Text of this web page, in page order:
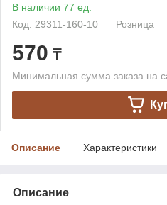
В наличии 77 ед.
Код: 29311-160-10
Розница
570 ₸
Минимальная сумма заказа на
Описание Характеристики
Описание